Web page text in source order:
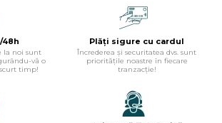
48h
la noi sunt
vă o
timp!
Plăți sigure cu cardul
Încrederea și securitatea dvs. sunt
prioritățile noastre în fiecare
tranzacție!